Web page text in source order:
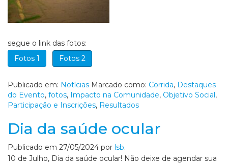
segue o link das fotos:
Fotos 1
Fotos 2
Publicado em: Notícias Marcado como: Corrida, Destaques
do Evento, fotos, Impacto na Comunidade, Objetivo Social ,
Participação e Inscrições, Resultados
Dia da saúde ocular
Publicado em 27/05/2024 por lsb.
10 de Julho, Dia da saúde ocular! Não deixe de agendar sua